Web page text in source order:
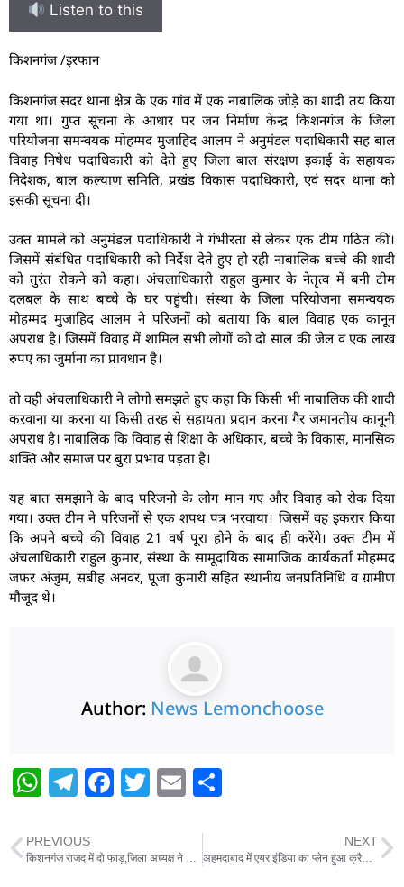
Listen to this
किशनगंज /इरफान
किशनगंज सदर थाना क्षेत्र के एक गांव में एक नाबालिक जोड़े का शादी तय किया
गया था। गुप्त सूचना के आधार पर जन निर्माण केन्द्र किशनगंज के जिला
परियोजना समन्वयक मोहम्मद मुजाहिद आलम ने अनुमंडल पदाधिकारी सह बाल
विवाह निषेध पदाधिकारी को देते हुए जिला बाल संरक्षण इकाई के सहायक
निदेशक, बाल कल्याण समिति, प्रखंड विकास पदाधिकारी, एवं सदर थाना को
इसकी सूचना दी।
उक्त मामले को अनुमंडल पदाधिकारी ने गंभीरता से लेकर एक टीम गठित की।
जिसमें संबंधित पदाधिकारी को निर्देश देते हुए हो रही नाबालिक बच्चे की शादी
को तुरंत रोकने को कहा। अंचलाधिकारी राहुल कुमार के नेतृत्व में बनी टीम
दलबल के साथ बच्चे के घर पहुंची। संस्था के जिला परियोजना समन्वयक
मोहम्मद मुजाहिद आलम ने परिजनों को बताया कि बाल विवाह एक कानून
अपराध है। जिसमें विवाह में शामिल सभी लोगों को दो साल की जेल व एक लाख
रुपए का जुर्माना का प्रावधान है।
तो वही अंचलाधिकारी ने लोगो समझते हुए कहा कि किसी भी नाबालिक की शादी
करवाना या करना या किसी तरह से सहायता प्रदान करना गैर जमानतीय कानूनी
अपराध है। नाबालिक कि विवाह से शिक्षा के अधिकार, बच्चे के विकास, मानसिक
शक्ति और समाज पर बुरा प्रभाव पड़ता है।
यह बात समझाने के बाद परिजनो के लोग मान गए और विवाह को रोक दिया
गया। उक्त टीम ने परिजनों से एक शपथ पत्र भरवाया। जिसमें वह इकरार किया
कि अपने बच्चे की विवाह 21 वर्ष पूरा होने के बाद ही करेंगे। उक्त टीम में
अंचलाधिकारी राहुल कुमार, संस्था के सामूदायिक सामाजिक कार्यकर्ता मोहम्मद
जफर अंजुम, सबीह अनवर, पूजा कुमारी सहित स्थानीय जनप्रतिनिधि व ग्रामीण
मौजूद थे।
Author: News Lemonchoose
W
at
s
T
e
g
F
e
T
er
E
ai
l e
PREVIOUS NEXT
अहमदाबाद में एयर इंडिया का प्लेन हुआ क्रैश,विमान में 242 लोग थे सवार। राहत और बचाव का कार्य जारी